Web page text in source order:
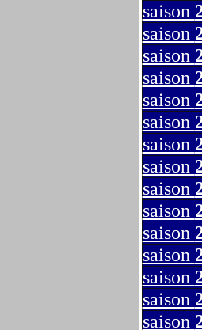
saison
saison
saison
saison
saison
saison
saison
saison
saison
saison
saison
saison
saison
saison
saison